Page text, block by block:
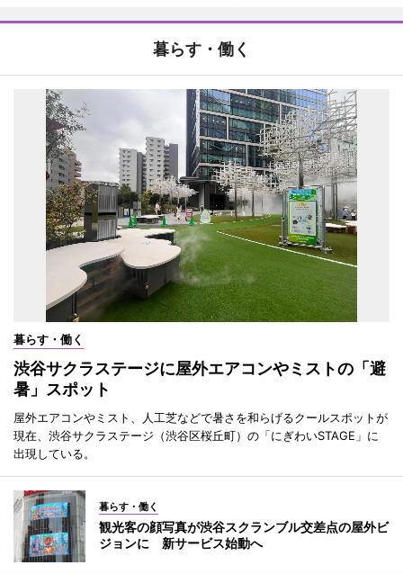
暮らす・働く
暮らす・働く
渋谷サクラステージに屋外エアコンやミストの「避
暑」スポット
屋外エアコンやミスト、人工芝などで暑さを和らげるクールスポットが
現在、渋谷サクラステージ（渋谷区桜丘町）の「にぎわいSTAGE」に
出現している。
暮らす・働く
観光客の顔写真が渋谷スクランブル交差点の屋外ビ
ジョンに 新サービス始動へ